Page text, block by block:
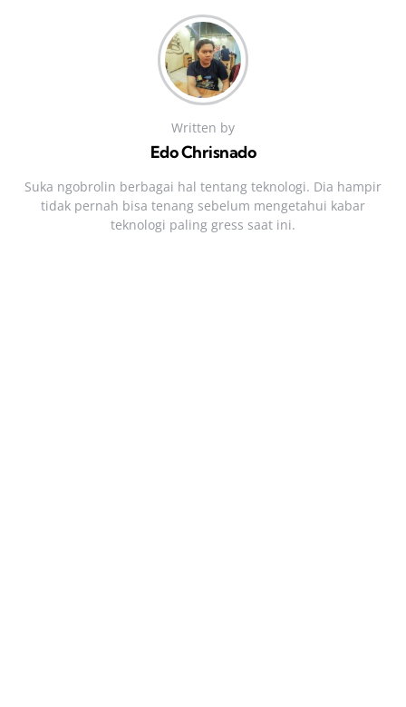
Written by
Edo Chrisnado
Suka ngobrolin berbagai hal tentang teknologi. Dia hampir
tidak pernah bisa tenang sebelum mengetahui kabar
teknologi paling gress saat ini.